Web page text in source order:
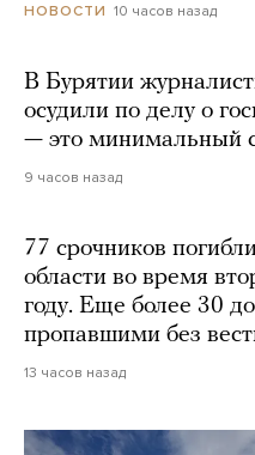
НОВОСТИ 10 часов назад
В Бурятии
осудили по делу о
— это минимальный
9 часов назад
77 срочников
области во время
году. Еще более 30
пропавшими без
13 часов назад